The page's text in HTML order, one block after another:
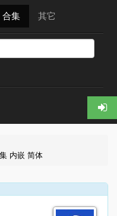
合集 其它
内嵌 简体